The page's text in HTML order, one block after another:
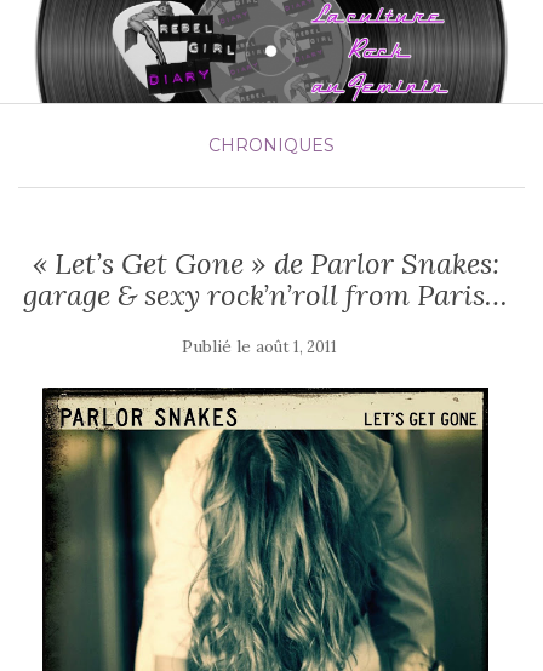
CHRONIQUES
« Let’s Get Gone » de Parlor Snakes:
garage & sexy rock’n’roll from Paris…
Publié le août 1, 2011